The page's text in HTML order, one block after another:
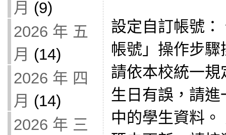
月 (9)
2026 年 五
月 (14)
2026 年 四
月 (14)
2026 年 三
設定自訂帳號
帳號」操作步
請依本校統一
生日有誤，請
中的學生資料